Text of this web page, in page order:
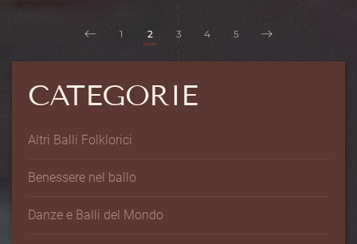
1 2 3 4 5
CATEGORIE
Altri Balli Folklorici
Benessere nel ballo
Danze e Balli del Mondo